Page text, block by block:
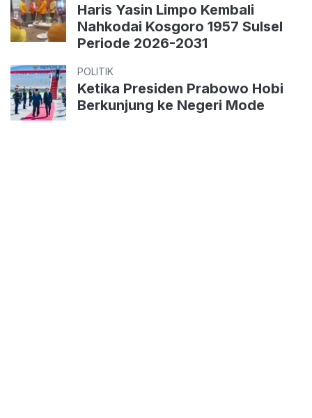
Haris Yasin Limpo Kembali
Nahkodai Kosgoro 1957 Sulsel
Periode 2026-2031
POLITIK
Ketika Presiden Prabowo Hobi
Berkunjung ke Negeri Mode